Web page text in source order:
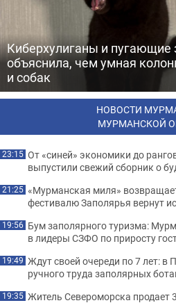
Киберхулиганы и пугающие
объяснила, чем умная
и собак
НОВОСТИ
МУРМАНСКОЙ
23:15 От «синей» экономики до
выпустили свежий сборник о
21:25 «Мурманская миля»
фестивалю Заполярья вернут
19:56 Бум заполярного туризма:
в лидеры СЗФО по приросту
19:49 Ждут своей очереди по 7 лет:
ручного труда заполярных
19:35 Житель Североморска продает